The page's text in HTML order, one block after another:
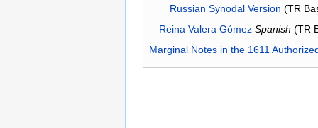
Russian Synodal Version (TR
Reina Valera Gómez Spanish (TR
Marginal Notes in the 1611